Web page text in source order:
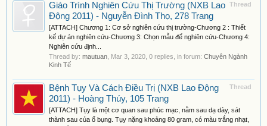
Thread
Giáo Trình Nghiên Cứu Thị Trường (NXB Lao
Động 2011) - Nguyễn Đình Thọ, 278 Trang
[ATTACH] Chương 1: Cơ sở nghiên cứu thị trường-Chương 2 : Thiết
kế dự án nghiên cứu-Chương 3: Chọn mẫu để nghiên cứu-Chương 4:
Nghiên cứu định...
Thread by: mautuan Mar 3, 2020 , 0 replies, in forum: Chuyên Ngành
Kinh Tế
Thread
Bệnh Tụy Và Cách Điều Trị (NXB Lao Động
2011) - Hoàng Thúy, 105 Trang
[ATTACH] Tụy là một cơ quan sau phúc mạc, nằm sau dạ dày, sát
thành sau của ổ bụng. Tụy nặng khoảng 80 gram, có màu trắng nhạt,